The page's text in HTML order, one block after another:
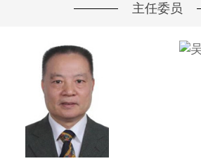
主任委员